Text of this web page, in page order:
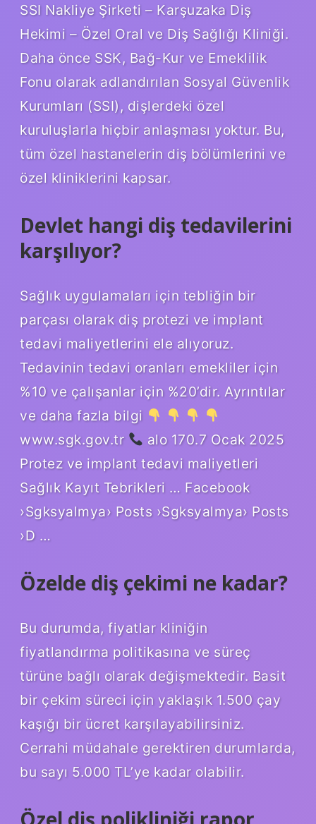
SSI Nakliye Şirketi – Karşuzaka Diş
Hekimi – Özel Oral ve Diş Sağlığı Kliniği.
Daha önce SSK, Bağ-Kur ve Emeklilik
Fonu olarak adlandırılan Sosyal Güvenlik
Kurumları (SSI), dişlerdeki özel
kuruluşlarla hiçbir anlaşması yoktur. Bu,
tüm özel hastanelerin diş bölümlerini ve
özel kliniklerini kapsar.
Devlet hangi diş tedavilerini
karşılıyor?
Sağlık uygulamaları için tebliğin bir
parçası olarak diş protezi ve implant
tedavi maliyetlerini ele alıyoruz.
Tedavinin tedavi oranları emekliler için
%10 ve çalışanlar için %20’dir. Ayrıntılar
ve daha fazla bilgi
www.sgk.gov.tr ​​
alo 170.7 Ocak 2025
Protez ve implant tedavi maliyetleri
Sağlık Kayıt Tebrikleri … Facebook
›Sgksyalmya› Posts ›Sgksyalmya› Posts
›D …
Özelde diş çekimi ne kadar?
Bu durumda, fiyatlar kliniğin
fiyatlandırma politikasına ve süreç
türüne bağlı olarak değişmektedir. Basit
bir çekim süreci için yaklaşık 1.500 çay
kaşığı bir ücret karşılayabilirsiniz.
Cerrahi müdahale gerektiren durumlarda,
bu sayı 5.000 TL’ye kadar olabilir.